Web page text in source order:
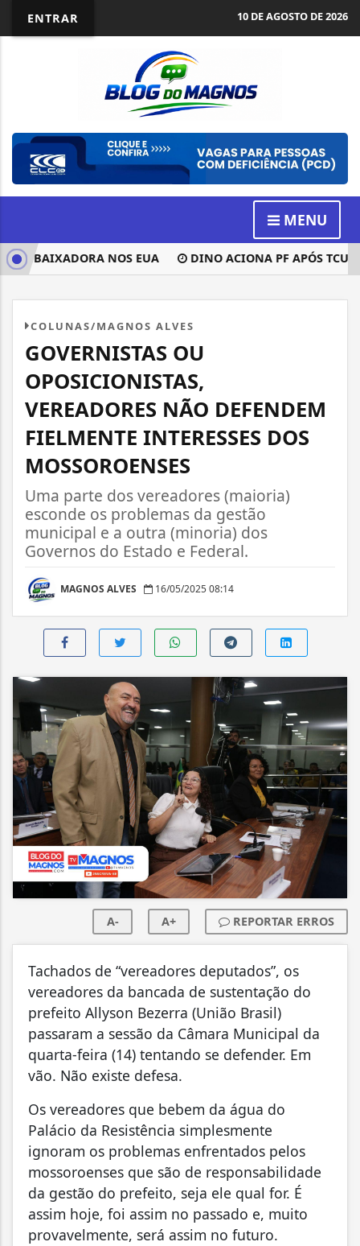
ENTRAR 10 DE AGOSTO DE 2026
MENU
NOS EUA DINO ACIONA PF APÓS TCU
COLUNAS/MAGNOS ALVES
GOVERNISTAS OU
OPOSICIONISTAS,
VEREADORES NÃO DEFENDEM
FIELMENTE INTERESSES DOS
MOSSOROENSES
Uma parte dos vereadores (maioria)
esconde os problemas da gestão
municipal e a outra (minoria) dos
Governos do Estado e Federal.
MAGNOS ALVES 16/05/2025 08:14
A- A+ REPORTAR ERROS
Tachados de “vereadores deputados”, os
vereadores da bancada de sustentação do
prefeito Allyson Bezerra (União Brasil)
passaram a sessão da Câmara Municipal da
quarta-feira (14) tentando se defender. Em
vão. Não existe defesa.
Os vereadores que bebem da água do
Palácio da Resistência simplesmente
ignoram os problemas enfrentados pelos
mossoroenses que são de responsabilidade
da gestão do prefeito, seja ele qual for. É
assim hoje, foi assim no passado e, muito
provavelmente, será assim no futuro.